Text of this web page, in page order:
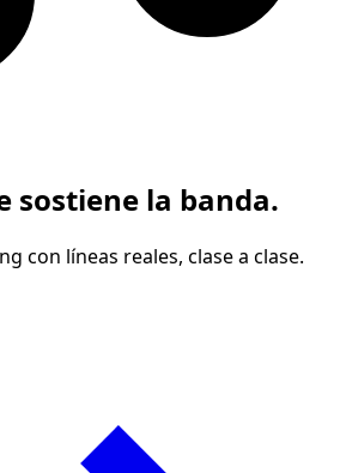
sostiene la banda.
con líneas reales, clase a clase.